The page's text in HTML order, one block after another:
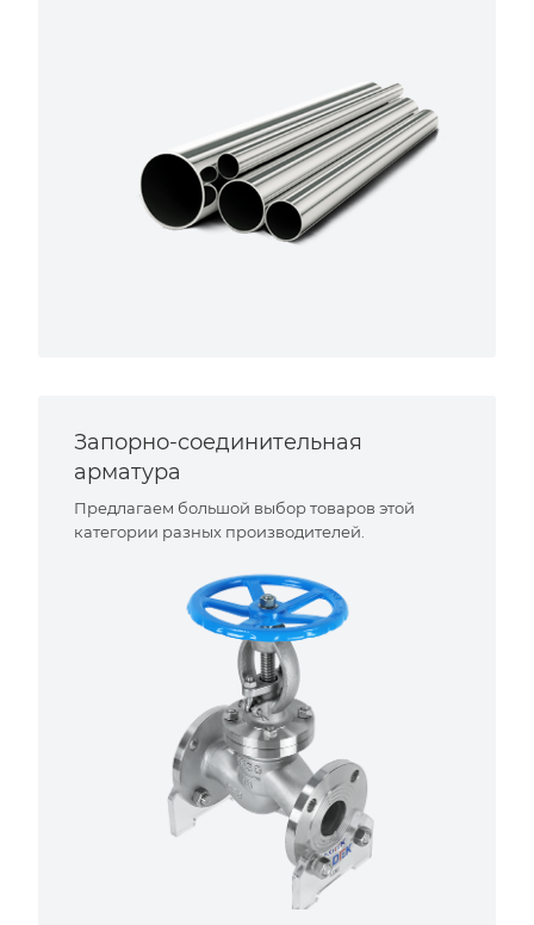
Запорно-соединительная
арматура
Предлагаем большой выбор товаров этой
категории разных производителей.